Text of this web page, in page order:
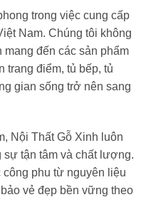
trong việc cung cấp
Nam. Chúng tôi không
mang đến các sản phẩm
trang điểm, tủ bếp, tủ
gian sống trở nên sang
Nội Thất Gỗ Xinh luôn
sự tận tâm và chất lượng.
phu từ nguyên liệu
vẻ đẹp bền vững theo